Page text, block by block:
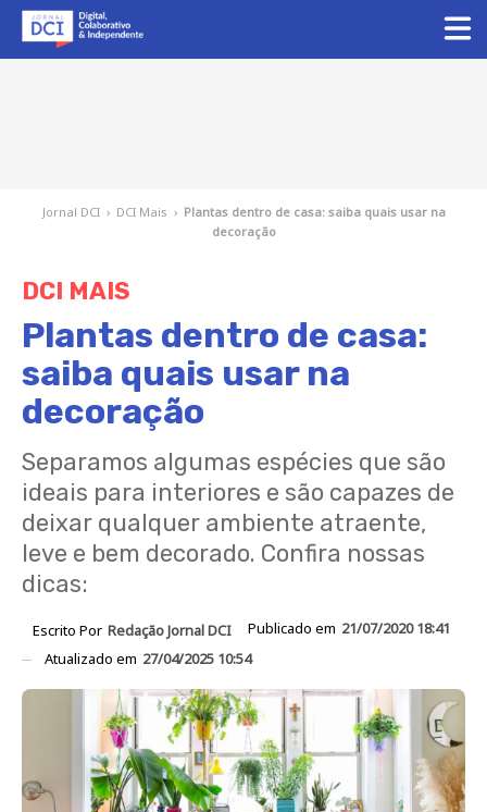
Jornal DCI › DCI Mais › Plantas dentro de casa: saiba quais usar na
decoração
DCI MAIS
Plantas dentro de casa:
saiba quais usar na
decoração
Separamos algumas espécies que são
ideais para interiores e são capazes de
deixar qualquer ambiente atraente,
leve e bem decorado. Confira nossas
dicas:
Escrito Por Redação Jornal DCI Publicado em 21/07/2020 18:41
Atualizado em 27/04/2025 10:54